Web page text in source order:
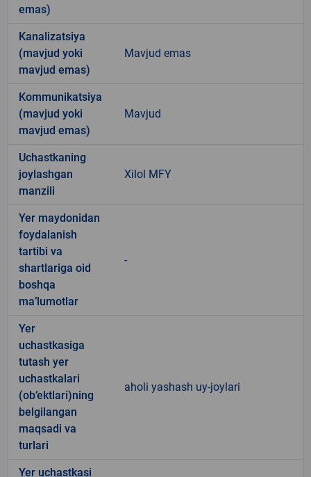
emas)
Kanalizatsiya
(mavjud yoki
mavjud emas)
Mavjud emas
Kommunikatsiya
(mavjud yoki
mavjud emas)
Mavjud
Uchastkaning
joylashgan
manzili
Xilol MFY
Yer maydonidan
foydalanish
tartibi va
shartlariga oid
boshqa
ma’lumotlar
-
Yer
uchastkasiga
tutash yer
uchastkalari
(ob’ektlari)ning
belgilangan
maqsadi va
turlari
aholi yashash uy-joylari
Yer uchastkasi